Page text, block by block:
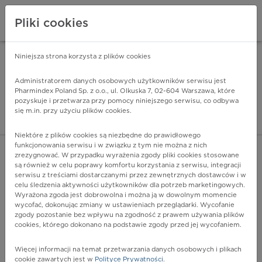
Pharmindex - lider
ZALOGUJ SIĘ
G02.1 - Zapalenie opon mózgowo-rdzeniowych w
grzybicach
Więcej na lekiicd10.pl
Pliki cookies
Niniejsza strona korzysta z plików cookies
Administratorem danych osobowych użytkowników serwisu jest
Pharmindex Poland Sp. z o.o., ul. Olkuska 7, 02-604 Warszawa, które
pozyskuje i przetwarza przy pomocy niniejszego serwisu, co odbywa
się m.in. przy użyciu plików cookies.
Niektóre z plików cookies są niezbędne do prawidłowego
funkcjonowania serwisu i w związku z tym nie można z nich
zrezygnować. W przypadku wyrażenia zgody pliki cookies stosowane
są również w celu poprawy komfortu korzystania z serwisu, integracji
serwisu z treściami dostarczanymi przez zewnętrznych dostawców i w
celu śledzenia aktywności użytkowników dla potrzeb marketingowych.
Wyrażona zgoda jest dobrowolna i można ją w dowolnym momencie
wycofać, dokonując zmiany w ustawieniach przeglądarki. Wycofanie
zgody pozostanie bez wpływu na zgodność z prawem używania plików
cookies, którego dokonano na podstawie zgody przed jej wycofaniem.
Więcej informacji na temat przetwarzania danych osobowych i plikach
cookie zawartych jest w Polityce Prywatności.
ZA DARMO - w Google Play INSTALUJ